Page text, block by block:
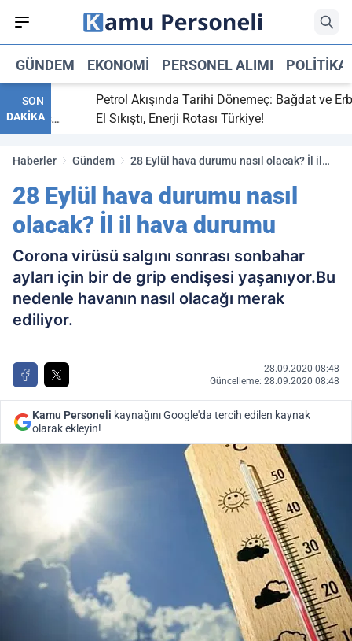
GÜNDEM EKONOMI PERSONEL ALIMI POLITIKA
SON
DAKİKA
maç
Petrol Akışında Tarihi Dönemeç: Bağdat ve Erbil
El Sıkıştı, Enerji Rotası Türkiye!
Haberler Gündem
28 Eylül hava durumu nasıl olacak? İl il
28 Eylül hava durumu nasıl
olacak? İl il hava durumu
Corona virüsü salgını sonrası sonbahar
ayları için bir de grip endişesi yaşanıyor.Bu
nedenle havanın nasıl olacağı merak
ediliyor.
28.09.2020 08:48
Güncelleme: 28.09.2020 08:48
Kamu Personeli kaynağını Google'da tercih edilen kaynak
olarak ekleyin!